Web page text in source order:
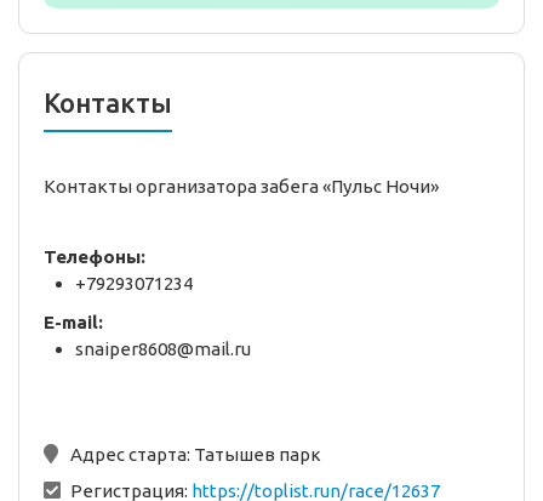
Контакты
Контакты организатора забега «Пульс Ночи»
Телефоны:
+79293071234
E-mail:
snaiper8608@mail.ru
Адрес старта: Татышев парк
Регистрация: https://toplist.run/race/12637